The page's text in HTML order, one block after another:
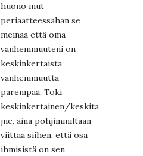
huono mut
periaatteessahan se
meinaa että oma
vanhemmuuteni on
keskinkertaista
vanhemmuutta
parempaa. Toki
keskinkertainen/keskitaso
jne. aina pohjimmiltaan
viittaa siihen, että osa
ihmisistä on sen